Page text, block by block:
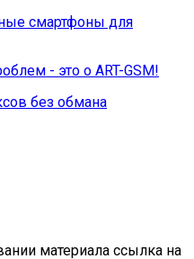
смартфоны для
- это о ART-GSM!
без обмана
материала ссылка на